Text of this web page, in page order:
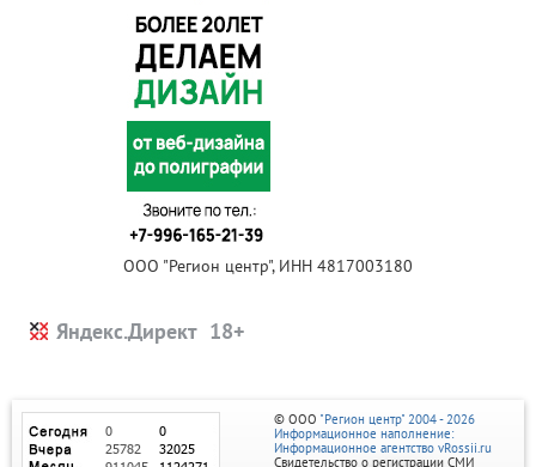
ООО "Регион центр", ИНН 4817003180
Яндекс.Директ
© ООО "Регион центр" 2004 - 2026
Информационное наполнение:
Информационное агентство vRossii.ru
Свидетельство о регистрации СМИ